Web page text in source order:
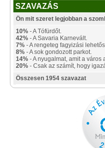
SZAVAZÁS
Ön mit szeret legjobban a
10% - A Tófürdőt.
42% - A Savaria Karnevált.
7% - A rengeteg fagyizási
8% - A sok gondozott parkot.
14% - A nyugalmat, amit a város
20% - Csak az számít, hogy
Összesen 1954 szavazat